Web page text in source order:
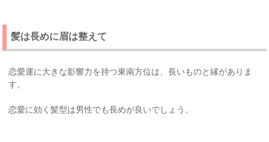
髪は長めに眉は整えて
恋愛運に大きな影響力を持つ東南方位は、長いものと縁がありま
す。
恋愛に効く髪型は男性でも長めが良いでしょう。